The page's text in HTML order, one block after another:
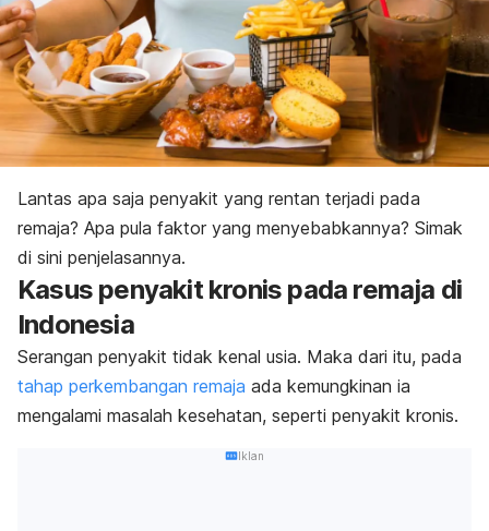
Lantas apa saja penyakit yang rentan terjadi pada
remaja? Apa pula faktor yang menyebabkannya? Simak
di sini penjelasannya.
Kasus penyakit kronis pada remaja di
Indonesia
Serangan penyakit tidak kenal usia. Maka dari itu, pada
tahap perkembangan remaja ada kemungkinan ia
mengalami masalah kesehatan, seperti penyakit kronis.
Iklan